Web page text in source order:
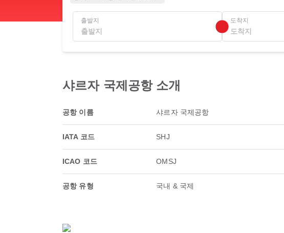
출발지 도착지
샤르자 국제공항 소개
공항 이름 샤르자 국제공항
IATA 코드 SHJ
ICAO 코드 OMSJ
공항 유형 국내 & 국제